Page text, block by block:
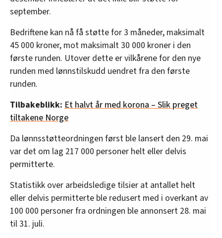
september.
Bedriftene kan nå få støtte for 3 måneder, maksimalt
45 000 kroner, mot maksimalt 30 000 kroner i den
første runden. Utover dette er vilkårene for den nye
runden med lønnstilskudd uendret fra den første
runden.
Tilbakeblikk: Et halvt år med korona – Slik preget
tiltakene Norge
Da lønnsstøtteordningen først ble lansert den 29. mai
var det om lag 217 000 personer helt eller delvis
permitterte.
Statistikk over arbeidsledige tilsier at antallet helt
eller delvis permitterte ble redusert med i overkant av
100 000 personer fra ordningen ble annonsert 28. mai
til 31. juli.